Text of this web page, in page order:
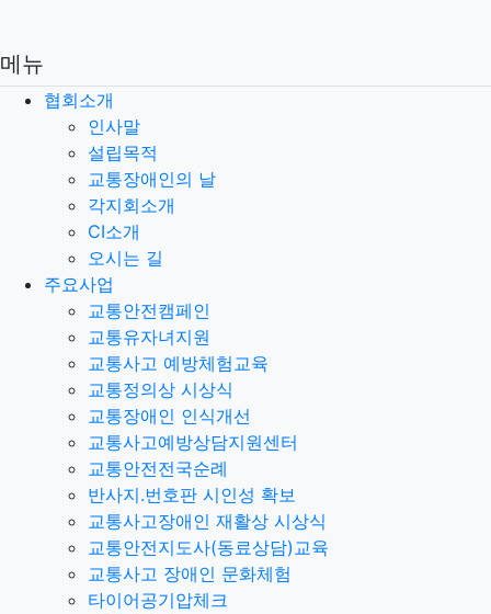
메뉴
협회소개
인사말
설립목적
교통장애인의 날
각지회소개
CI소개
오시는 길
주요사업
교통안전캠페인
교통유자녀지원
교통사고 예방체험교육
교통정의상 시상식
교통장애인 인식개선
교통사고예방상담지원센터
교통안전전국순례
반사지.번호판 시인성 확보
교통사고장애인 재활상 시상식
교통안전지도사(동료상담)교육
교통사고 장애인 문화체험
타이어공기압체크